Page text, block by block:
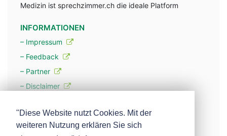
Medizin ist sprechzimmer.ch die ideale Platform
INFORMATIONEN
– Impressum
– Feedback
– Partner
– Disclaimer
– Werbung
"Diese Website nutzt Cookies. Mit der
weiteren Nutzung erklären Sie sich